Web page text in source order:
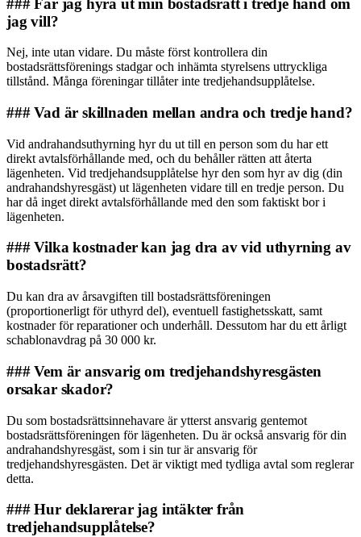
jag vill?
Nej, inte utan vidare. Du måste först kontrollera din
bostadsrättsförenings stadgar och inhämta styrelsens uttryckliga
tillstånd. Många föreningar tillåter inte tredjehandsupplåtelse.
### Vad är skillnaden mellan andra och tredje hand?
Vid andrahandsuthyrning hyr du ut till en person som du har ett
direkt avtalsförhållande med, och du behåller rätten att återta
lägenheten. Vid tredjehandsupplåtelse hyr den som hyr av dig (din
andrahandshyresgäst) ut lägenheten vidare till en tredje person. Du
har då inget direkt avtalsförhållande med den som faktiskt bor i
lägenheten.
### Vilka kostnader kan jag dra av vid uthyrning av
bostadsrätt?
Du kan dra av årsavgiften till bostadsrättsföreningen
(proportionerligt för uthyrd del), eventuell fastighetsskatt, samt
kostnader för reparationer och underhåll. Dessutom har du ett årligt
schablonavdrag på 30 000 kr.
### Vem är ansvarig om tredjehandshyresgästen
orsakar skador?
Du som bostadsrättsinnehavare är ytterst ansvarig gentemot
bostadsrättsföreningen för lägenheten. Du är också ansvarig för din
andrahandshyresgäst, som i sin tur är ansvarig för
tredjehandshyresgästen. Det är viktigt med tydliga avtal som reglerar
detta.
### Hur deklarerar jag intäkter från
tredjehandsupplåtelse?